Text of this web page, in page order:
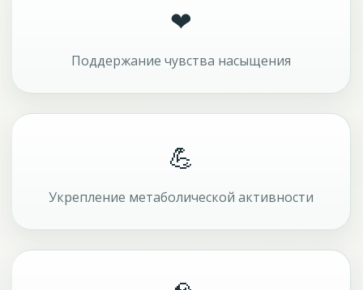
❤
Поддержание чувства насыщения
💪
Укрепление метаболической активности